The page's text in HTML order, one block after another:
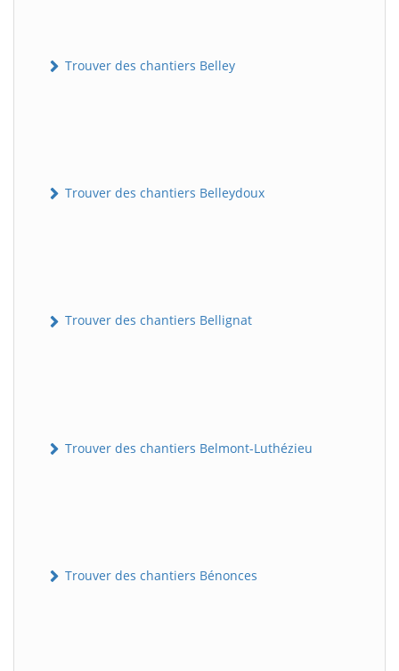
Trouver des chantiers Belley
Trouver des chantiers Belleydoux
Trouver des chantiers Bellignat
Trouver des chantiers Belmont-Luthézieu
Trouver des chantiers Bénonces